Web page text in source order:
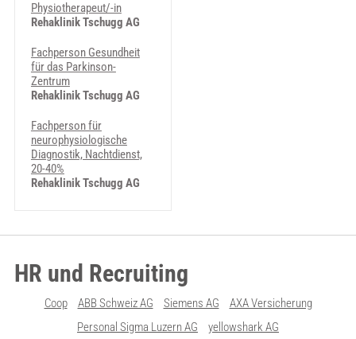
Physiotherapeut/-in
Rehaklinik Tschugg AG
Fachperson Gesundheit
für das Parkinson-
Zentrum
Rehaklinik Tschugg AG
Fachperson für
neurophysiologische
Diagnostik, Nachtdienst,
20-40%
Rehaklinik Tschugg AG
HR und Recruiting
Coop ABB Schweiz AG Siemens AG
AXA Versicherung
Personal Sigma Luzern AG
yellowshark AG